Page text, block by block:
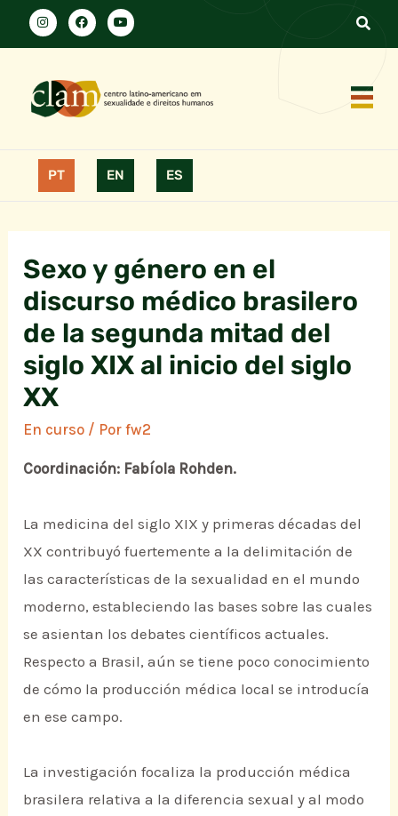
PT EN ES
Sexo y género en el
discurso médico brasilero
de la segunda mitad del
siglo XIX al inicio del siglo
XX
En curso / Porfw2
Coordinación: Fabíola Rohden.
La medicina del siglo XIX y primeras décadas del
XX contribuyó fuertemente a la delimitación de
las características de la sexualidad en el mundo
moderno, estableciendo las bases sobre las cuales
se asientan los debates científicos actuales.
Respecto a Brasil, aún se tiene poco conocimiento
de cómo la producción médica local se introducía
en ese campo.
La investigación focaliza la producción médica
brasilera relativa a la diferencia sexual y al modo